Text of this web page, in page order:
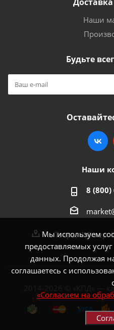
Мы используем
предоставляемых
данных. Продолжая
соглашаетесь с
«Согласием на
Наши
Будьте
Наши
8 (800)
г. Тверь, 4-й
2014-2026 © «КПД» —